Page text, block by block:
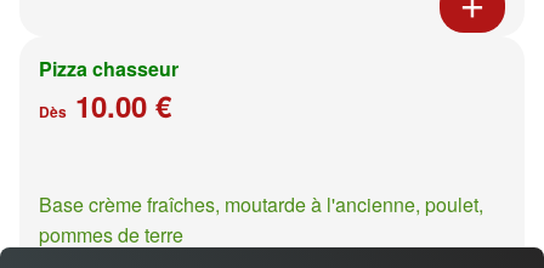
Pizza chasseur
Dès 10.00 €
Base crème fraîches, moutarde à l'ancienne, poulet,
pommes de terre